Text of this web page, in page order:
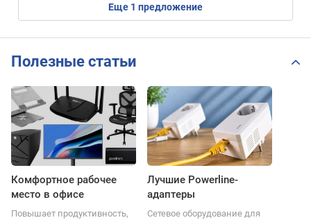
eще 1 предложение
Полезные статьи
Комфортное рабочее
место в офисе
Повышает продуктивность,
Лучшие Powerline-
адаптеры
Сетевое оборудование для